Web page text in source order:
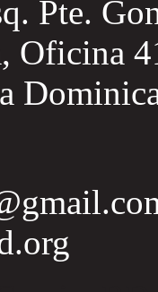
Pte.
Oficina